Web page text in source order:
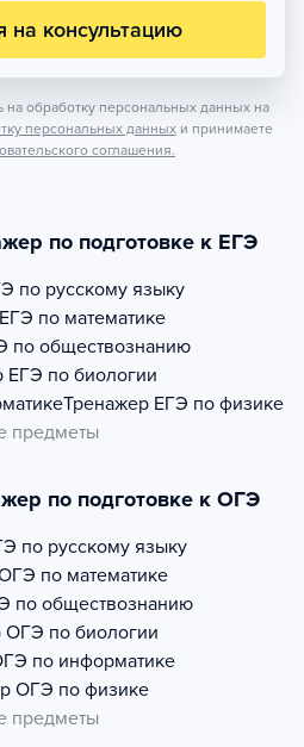
на консультацию
обработку персональных данных на
персональных данных и принимаете
соглашения.
по подготовке к ЕГЭ
по русскому языку
ЕГЭ по математике
по обществознанию
ЕГЭ по биологии
Тренажер ЕГЭ по физике
предметы
по подготовке к ОГЭ
по русскому языку
по математике
по обществознанию
ОГЭ по биологии
по информатике
ОГЭ по физике
предметы